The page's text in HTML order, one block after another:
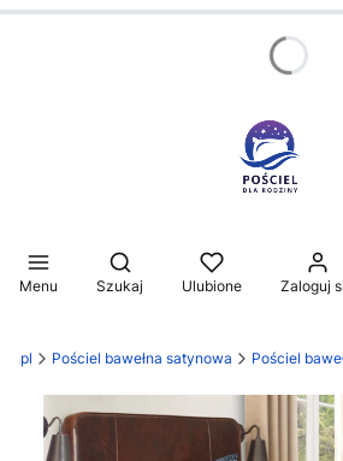
Menu
Otwórz wyszukiwarkę
Szukaj Ulubione Zaloguj
Pościel bawełna satynowa Pościel